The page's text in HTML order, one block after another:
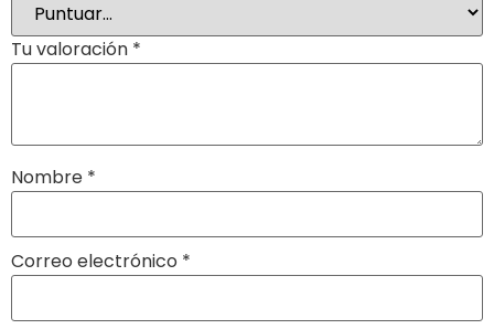
Tu valoración *
Nombre *
Correo electrónico *